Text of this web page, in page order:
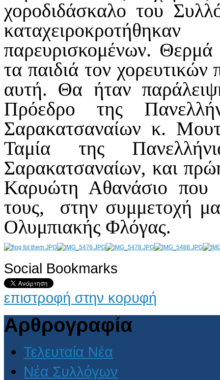
χοροδιδάσκαλο του
παρευρισκομένων.
τα παιδιά τον
αυτή. Θα ήταν
Πρόεδρο της
Σαρακατσαναίων κ.
Ταμία της
Σαρακατσαναίων, και
Καρυώτη Αθανάσιο που
τους, στην συμμετοχή
Ολυμπιακής Φλόγας.
AdmirorGallery 4.5.0, author/s Vasiljevski& Kekeljevic
Social Bookmarks
επιστροφή στην κορυφή
Αρθρογραφία
Τελευταία Νέα
Νέα Συλλόγων